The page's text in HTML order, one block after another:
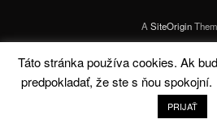
A SiteOrigin
Táto stránka používa cookies. Ak
predpokladať, že ste s ňou spokojní.
PRIJAŤ